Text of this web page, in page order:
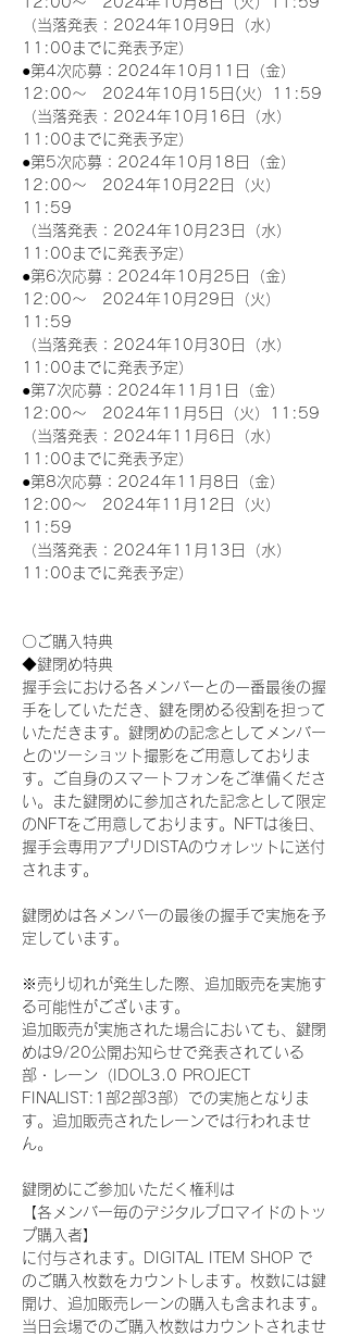
（当落発表：2024年10月9日（水）
11:00までに発表予定）
●第4次応募：2024年10月11日（金）
12:00～　2024年10月15日(火）11:59
（当落発表：2024年10月16日（水）
11:00までに発表予定）
●第5次応募：2024年10月18日（金）
12:00～　2024年10月22日（火）
11:59
（当落発表：2024年10月23日（水）
11:00までに発表予定）
●第6次応募：2024年10月25日（金）
12:00～　2024年10月29日（火）
11:59
（当落発表：2024年10月30日（水）
11:00までに発表予定）
●第7次応募：2024年11月1日（金）
12:00～　2024年11月5日（火）11:59
（当落発表：2024年11月6日（水）
11:00までに発表予定）
●第8次応募：2024年11月8日（金）
12:00～　2024年11月12日（火）
11:59
（当落発表：2024年11月13日（水）
11:00までに発表予定）
〇ご購入特典
◆鍵閉め特典
握手会における各メンバーとの一番最後の握
手をしていただき、鍵を閉める役割を担って
いただきます。鍵閉めの記念としてメンバー
とのツーショット撮影をご用意しておりま
す。ご自身のスマートフォンをご準備くださ
い。また鍵閉めに参加された記念として限定
のNFTをご用意しております。NFTは後日、
握手会専用アプリDISTAのウォレットに送付
されます。
鍵閉めは各メンバーの最後の握手で実施を予
定しています。
※売り切れが発生した際、追加販売を実施す
る可能性がございます。
追加販売が実施された場合においても、鍵閉
めは9/20公開お知らせで発表されている
部・レーン（IDOL3.0 PROJECT
FINALIST:1部2部3部）での実施となりま
す。追加販売されたレーンでは行われませ
ん。
鍵閉めにご参加いただく権利は
【各メンバー毎のデジタルブロマイドのトッ
プ購入者】
に付与されます。DIGITAL ITEM SHOP で
のご購入枚数をカウントします。枚数には鍵
開け、追加販売レーンの購入も含まれます。
当日会場でのご購入枚数はカウントされませ